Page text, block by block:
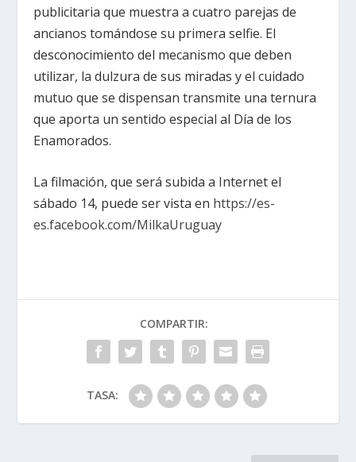
publicitaria que muestra a cuatro parejas de
ancianos tomándose su primera selfie. El
desconocimiento del mecanismo que deben
utilizar, la dulzura de sus miradas y el cuidado
mutuo que se dispensan transmite una ternura
que aporta un sentido especial al Día de los
Enamorados.
La filmación, que será subida a Internet el
sábado 14, puede ser vista en https://es-
es.facebook.com/MilkaUruguay
COMPARTIR:
TASA: